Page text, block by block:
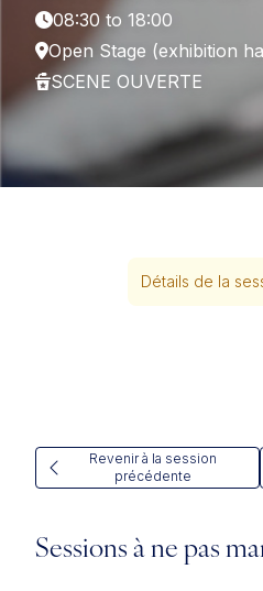
08:30 to 18:00
Open Stage (exhibition
SCENE OUVERTE
Détails de la
Revenir à la session
précédente
Sessions à ne pas